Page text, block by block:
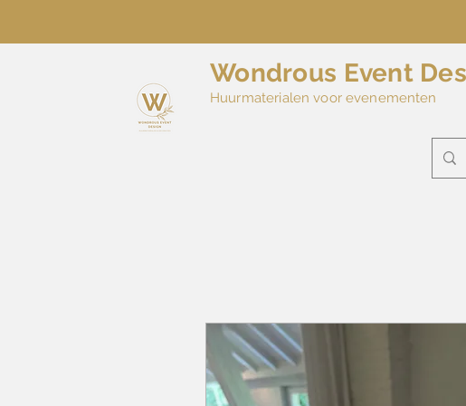
Wondrous Event
Huurmaterialen voor evenementen